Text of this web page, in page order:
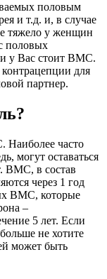
половым
и т.д. и, в случае
тяжело у женщин
половых
у Вас стоит ВМС.
для
партнер.
часто
могут оставаться
ВМС, в состав
через 1 год
ВМС, которые
–
5 лет. Если
не хотите
может быть